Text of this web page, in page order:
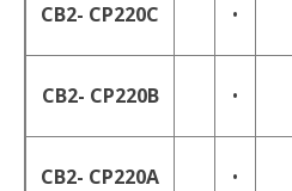
CB2- CP220C •
CB2- CP220B •
CB2- CP220A •